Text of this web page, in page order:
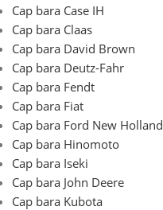
Cap bara Case IH
Cap bara Claas
Cap bara David Brown
Cap bara Deutz-Fahr
Cap bara Fendt
Cap bara Fiat
Cap bara Ford New Holland
Cap bara Hinomoto
Cap bara Iseki
Cap bara John Deere
Cap bara Kubota